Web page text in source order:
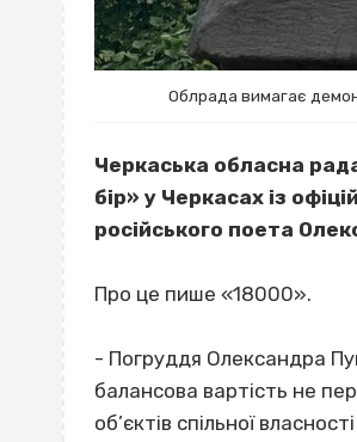
Облрада вимагає
Черкаська обласна
бір» у Черкасах із
російського поета
Про це пише «18000».
- Погруддя Олександра
балансова вартість не
об’єктів спільної